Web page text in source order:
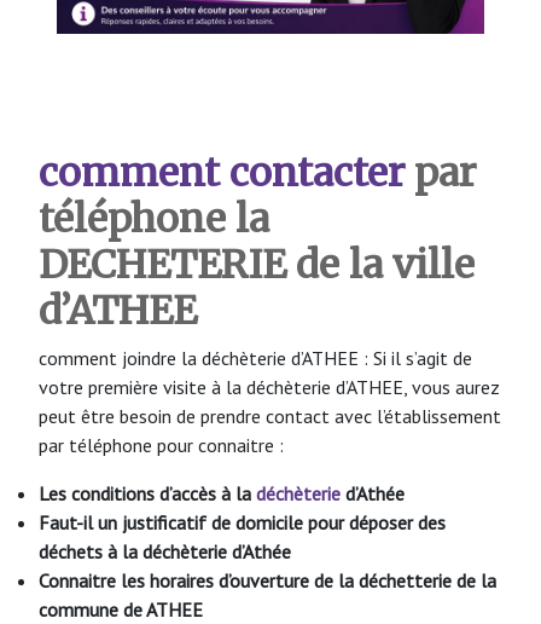
comment contacterpar
téléphone la
DECHETERIE de la ville
d’ATHEE
comment joindre la déchèterie d’ATHEE : Si il s’agit de
votre première visite à la déchèterie d’ATHEE, vous aurez
peut être besoin de prendre contact avec l’établissement
par téléphone pour connaitre :
Les conditions d’accès à la déchèterie d’Athée
Faut-il un justificatif de domicile pour déposer des
déchets à la déchèterie d’Athée
Connaitre les horaires d’ouverture de la déchetterie de la
commune de ATHEE